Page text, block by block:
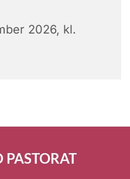
2026, kl.
PASTORAT